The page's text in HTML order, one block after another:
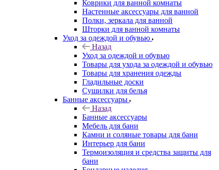
Коврики для ванной комнаты
Настенные аксессуары для ванной
Полки, зеркала для ванной
Шторки для ванной комнаты
Уход за одеждой и обувью
Назад
Уход за одеждой и обувью
Товары для ухода за одеждой и обувью
Товары для хранения одежды
Гладильные доски
Сушилки для белья
Банные аксессуары
Назад
Банные аксессуары
Мебель для бани
Камни и соляные товары для бани
Интерьер для бани
Термоизоляция и средства защиты для
бани